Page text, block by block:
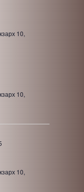
10,
10,
10,